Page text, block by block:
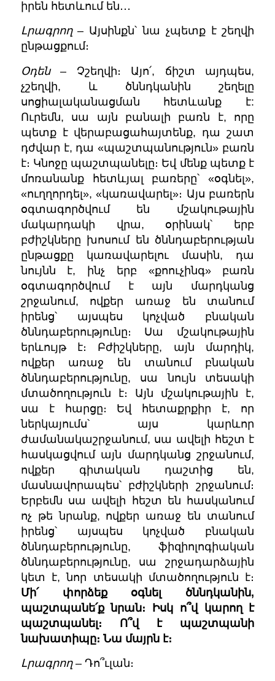
իրեն հետևում են․․․
Լրագրող– Այսինքն՝ նա չպետք է շեղվի
ընթացքում։
Օդեն– Չշեղվի։ Այո՛, ճիշտ այդպես,
չշեղվի, և ծննդկանին շեղելը
սոցիալականացման հետևանք է:
Ուրեմն, սա այն բանալի բառն է, որը
պետք է վերաբացահայտենք, դա շատ
դժվար է, դա «պաշտպանություն» բառն
է։ Կնոջը պաշտպանելը։ Եվ մենք պետք է
մոռանանք հետևյալ բառերը՝ «օգնել»,
«ուղղորդել», «կառավարել»։ Այս բառերն
օգտագործվում են մշակութային
մակարդակի վրա, օրինակ՝ երբ
բժիշկները խոսում են ծննդաբերության
ընթացքը կառավարելու մասին, դա
նույնն է, ինչ երբ «քոուչինգ» բառն
օգտագործվում է այն մարդկանց
շրջանում, ովքեր առաջ են տանում
իրենց՝ այսպես կոչված բնական
ծննդաբերությունը։ Սա մշակութային
երևույթ է։ Բժիշկները, այն մարդիկ,
ովքեր առաջ են տանում բնական
ծննդաբերությունը, սա նույն տեսակի
մտածողություն է։ Այն մշակութային է,
սա է հարցը։ Եվ հետաքրքիր է, որ
ներկայումս՝ այս կարևոր
ժամանակաշրջանում, սա ավելի հեշտ է
հասկացվում այն մարդկանց շրջանում,
ովքեր գիտական դաշտից են,
մասնավորապես՝ բժիշկների շրջանում։
Երբեմն սա ավելի հեշտ են հասկանում
ոչ թե նրանք, ովքեր առաջ են տանում
իրենց՝ այսպես կոչված բնական
ծննդաբերությունը, ֆիզիոլոգիական
ծննդաբերությունը, սա շրջադարձային
կետ է, նոր տեսակի մտածողություն է։
Մի՛ փորձեք օգնել ծննդկանին,
պաշտպանե՛ք նրան։ Իսկ ո՞վ կարող է
պաշտպանել։ Ո՞վ է պաշտպանի
նախատիպը։ Նա մայրն է։
Լրագրող– Դո՞ւլան։